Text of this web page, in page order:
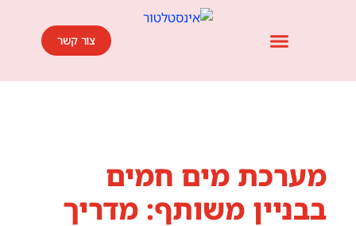
צור קשר
מערכת מים חמים
בבניין משותף: מדריך